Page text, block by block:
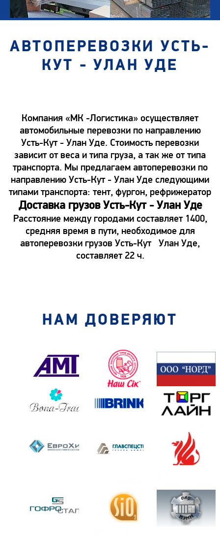
АВТОПЕРЕВОЗКИ УСТЬ-
КУТ - УЛАН УДЕ
Компания «МК -Логистика» осуществляет
автомобильные перевозки по направлению
Усть-Кут - Улан Уде. Стоимость перевозки
зависит от веса и типа груза, а так же от типа
транспорта. Мы предлагаем автоперевозки по
направлению Усть-Кут - Улан Уде следующими
типами транспорта: тент, фургон, рефрижератор
Доставка грузов Усть-Кут - Улан Уде
Расстояние между городами составляет 1400,
средняя время в пути, необходимое для
автоперевозки грузов Усть-Кут Улан Уде,
составляет 22 ч.
НАМ ДОВЕРЯЮТ